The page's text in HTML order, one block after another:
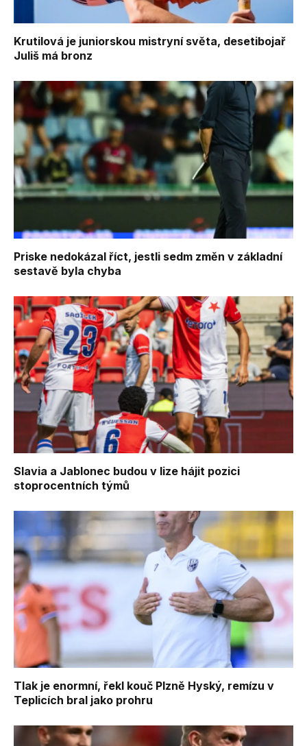
Krutilová je juniorskou mistryní světa, desetibojař
Juliš má bronz
Priske nedokázal říct, jestli sedm změn v základní
sestavě byla chyba
Slavia a Jablonec budou v lize hájit pozici
stoprocentních týmů
Tlak je enormní, řekl kouč Plzně Hyský, remízu v
Teplicích bral jako prohru